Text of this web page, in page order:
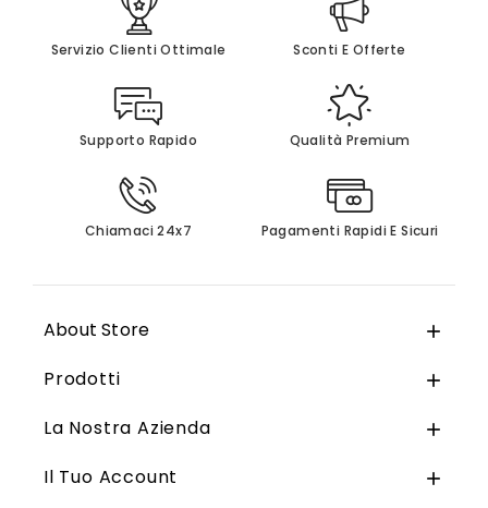
Servizio Clienti Ottimale Sconti E Offerte
Supporto Rapido Qualità Premium
Chiamaci 24x7 Pagamenti Rapidi E Sicuri
About Store 
Prodotti 
La Nostra Azienda 
Il Tuo Account 